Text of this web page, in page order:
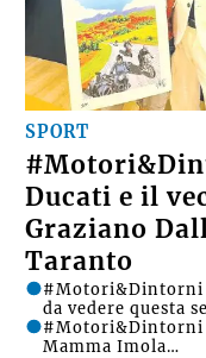
SPORT
Ducati e il
Graziano
Taranto
#Motori&Dintorni
da vedere questa
#Motori&Dintorni
Mamma Imola…